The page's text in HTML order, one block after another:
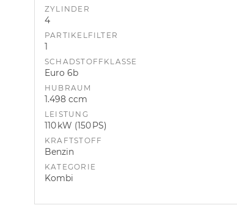
ZYLINDER
4
PARTIKELFILTER
1
SCHADSTOFFKLASSE
Euro 6b
HUBRAUM
1.498 ccm
LEISTUNG
110 kW (150 PS)
KRAFTSTOFF
Benzin
KATEGORIE
Kombi